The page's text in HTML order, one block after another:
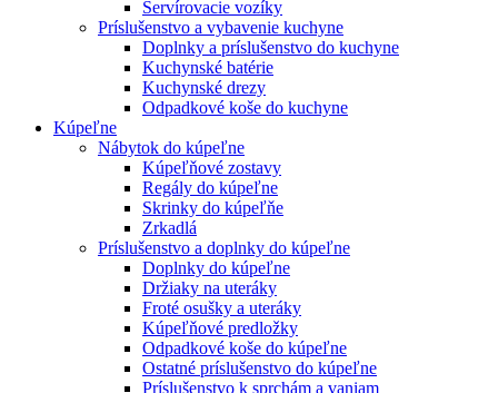
Servírovacie vozíky
Príslušenstvo a vybavenie kuchyne
Doplnky a príslušenstvo do kuchyne
Kuchynské batérie
Kuchynské drezy
Odpadkové koše do kuchyne
Kúpeľne
Nábytok do kúpeľne
Kúpeľňové zostavy
Regály do kúpeľne
Skrinky do kúpeľňe
Zrkadlá
Príslušenstvo a doplnky do kúpeľne
Doplnky do kúpeľne
Držiaky na uteráky
Froté osušky a uteráky
Kúpeľňové predložky
Odpadkové koše do kúpeľne
Ostatné príslušenstvo do kúpeľne
Príslušenstvo k sprchám a vaniam